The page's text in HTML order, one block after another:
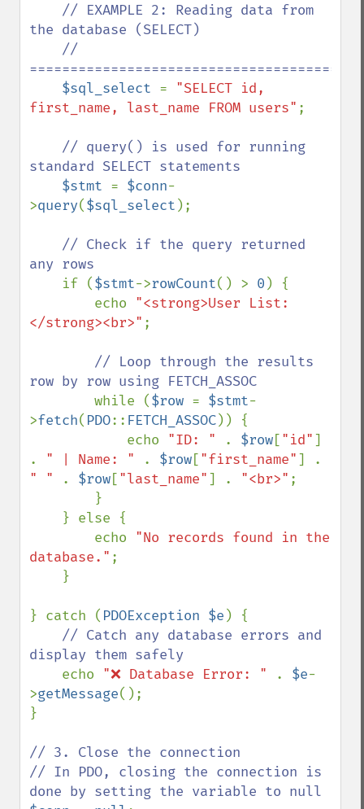
the database (SELECT)
$sql_select = "SELECT id,
first_name, last_name FROM users" ;
// query() is used for running
standard SELECT statements
$stmt = $conn-
>query($sql_select );
// Check if the query returned
any rows
if ($stmt->rowCount() > 0 ) {
        echo
"<strong>User List:
</strong><br>" ;
// Loop through the results
row by row using FETCH_ASSOC
while ($row = $stmt-
>fetch( PDO:: FETCH_ASSOC)) {
            echo
"ID: " . $row["id"]
. " | Name: " . $row["first_name"
" "
. $row["last_name"] . "<br>" ;
        echo
"No records found in the
database." ;
} catch ( PDOException $e ) {
// Catch any database errors and
display them safely
echo "❌ Database Error: " . $e-
>getMessage();
}
// 3. Close the connection
// In PDO, closing the connection is